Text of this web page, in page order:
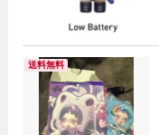
送料無料